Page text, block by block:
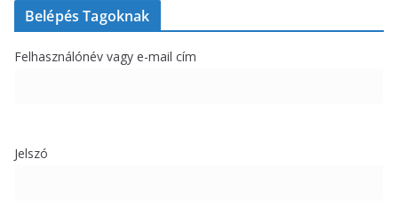
Belépés Tagoknak
Felhasználónév vagy e-mail cím
Jelszó